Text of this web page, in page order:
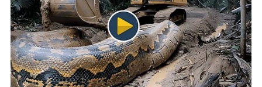
F
a
c
L
i
n
T
w
i
C
o
p
Share
S
h
a